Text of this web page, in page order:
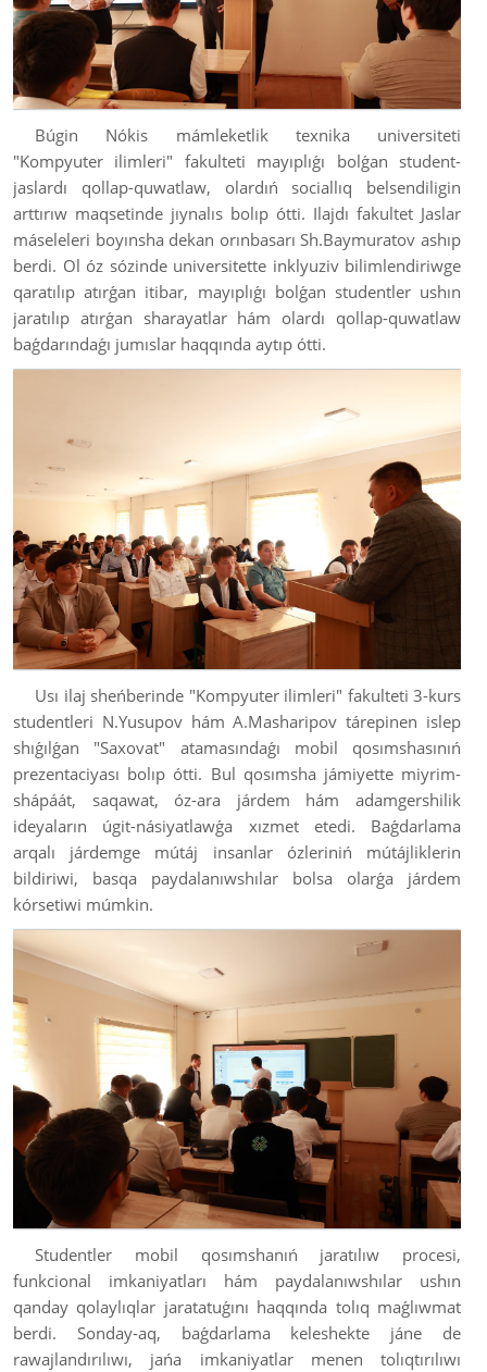
Búgin Nókis mámleketlik texnika universiteti
"Kompyuter ilimleri" fakulteti mayıplıǵı bolǵan student-
jaslardı qollap-quwatlaw, olardıń sociallıq belsendiligin
arttırıw maqsetinde jıynalıs bolıp ótti. Ilajdı fakultet Jaslar
máseleleri boyınsha dekan orınbasarı Sh.Baymuratov ashıp
berdi. Ol óz sózinde universitette inklyuziv bilimlendiriwge
qaratılıp atırǵan itibar, mayıplıǵı bolǵan studentler ushın
jaratılıp atırǵan sharayatlar hám olardı qollap-quwatlaw
baǵdarındaǵı jumıslar haqqında aytıp ótti.
Usı ilaj sheńberinde "Kompyuter ilimleri" fakulteti 3-kurs
studentleri N.Yusupov hám A.Masharipov tárepinen islep
shıǵılǵan "Saxovat" atamasındaǵı mobil qosımshasınıń
prezentaciyası bolıp ótti. Bul qosımsha jámiyette miyrim-
shápáát, saqawat, óz-ara járdem hám adamgershilik
ideyaların úgit-násiyatlawǵa xızmet etedi. Baǵdarlama
arqalı járdemge mútáj insanlar ózleriniń mútájliklerin
bildiriwi, basqa paydalanıwshılar bolsa olarǵa járdem
kórsetiwi múmkin.
Studentler mobil qosımshanıń jaratılıw procesi,
funkcional imkaniyatları hám paydalanıwshılar ushın
qanday qolaylıqlar jaratatuǵını haqqında tolıq maǵlıwmat
berdi. Sonday-aq, baǵdarlama keleshekte jáne de
rawajlandırılıwı, jańa imkaniyatlar menen tolıqtırılıwı